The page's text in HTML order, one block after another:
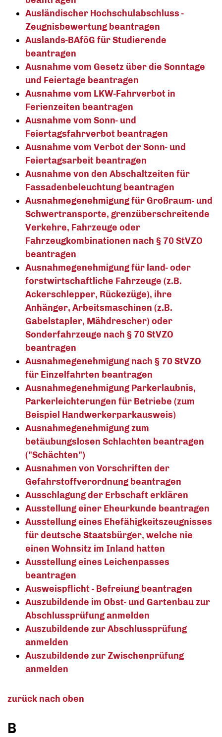
Ausländischer Hochschulabschluss -
Zeugnisbewertung beantragen
Auslands-BAföG für Studierende
beantragen
Ausnahme vom Gesetz über die Sonntage
und Feiertage beantragen
Ausnahme vom LKW-Fahrverbot in
Ferienzeiten beantragen
Ausnahme vom Sonn- und
Feiertagsfahrverbot beantragen
Ausnahme vom Verbot der Sonn- und
Feiertagsarbeit beantragen
Ausnahme von den Abschaltzeiten für
Fassadenbeleuchtung beantragen
Ausnahmegenehmigung für Großraum- und
Schwertransporte, grenzüberschreitende
Verkehre, Fahrzeuge oder
Fahrzeugkombinationen nach § 70 StVZO
beantragen
Ausnahmegenehmigung für land- oder
forstwirtschaftliche Fahrzeuge (z.B.
Ackerschlepper, Rückezüge), ihre
Anhänger, Arbeitsmaschinen (z.B.
Gabelstapler, Mähdrescher) oder
Sonderfahrzeuge nach § 70 StVZO
beantragen
Ausnahmegenehmigung nach § 70 StVZO
für Einzelfahrten beantragen
Ausnahmegenehmigung Parkerlaubnis,
Parkerleichterungen für Betriebe (zum
Beispiel Handwerkerparkausweis)
Ausnahmegenehmigung zum
betäubungslosen Schlachten beantragen
("Schächten")
Ausnahmen von Vorschriften der
Gefahrstoffverordnung beantragen
Ausschlagung der Erbschaft erklären
Ausstellung einer Eheurkunde beantragen
Ausstellung eines Ehefähigkeitszeugnisses
für deutsche Staatsbürger, welche nie
einen Wohnsitz im Inland hatten
Ausstellung eines Leichenpasses
beantragen
Ausweispflicht - Befreiung beantragen
Auszubildende im Obst- und Gartenbau zur
Abschlussprüfung anmelden
Auszubildende zur Abschlussprüfung
anmelden
Auszubildende zur Zwischenprüfung
anmelden
zurück nach oben
B